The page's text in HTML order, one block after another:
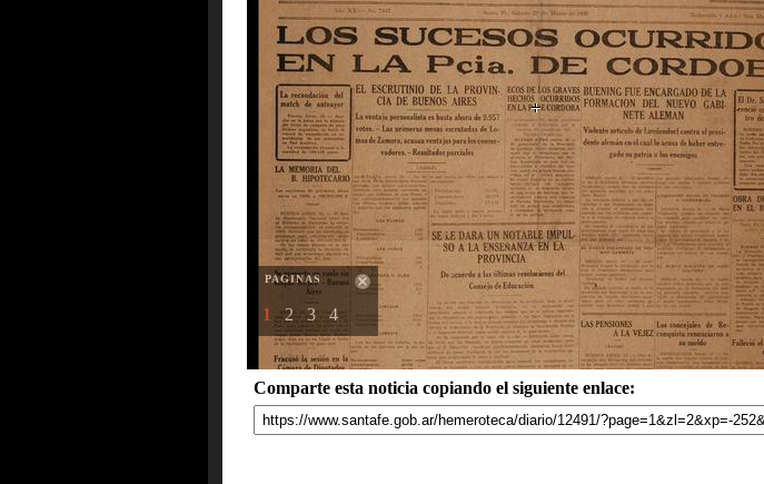
PAGINAS
1 2 3 4
Comparte esta noticia copiando el siguiente enlace: